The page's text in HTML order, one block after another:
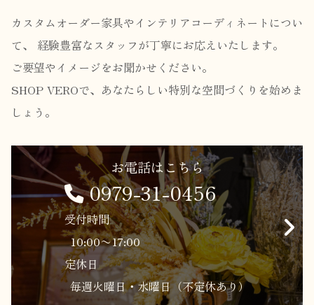
カスタムオーダー家具やインテリアコーディネートについ
て、 経験豊富なスタッフが丁寧にお応えいたします。
ご要望やイメージをお聞かせください。
SHOP VEROで、あなたらしい特別な空間づくりを始めま
しょう。
お電話はこちら
0979-31-0456
受付時間
10:00〜17:00
定休日
毎週火曜日・水曜日（不定休あり）